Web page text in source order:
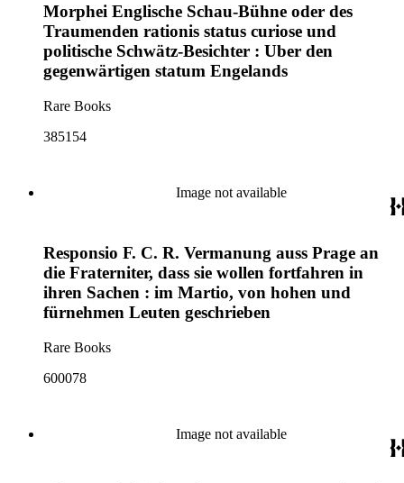
Morphei Englische Schau-Bühne oder des
Traumenden rationis status curiose und
politische Schwätz-Besichter : Uber den
gegenwärtigen statum Engelands
Rare Books
385154
Image not available
Responsio F. C. R. Vermanung auss Prage an
die Fraterniter, dass sie wollen fortfahren in
ihren Sachen : im Martio, von hohen und
fürnehmen Leuten geschrieben
Rare Books
600078
Image not available